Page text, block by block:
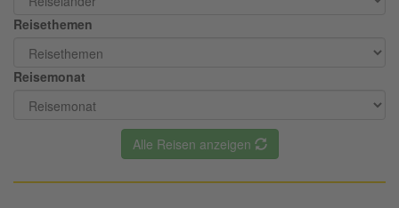
Reisethemen
Reisemonat
Alle Reisen anzeigen